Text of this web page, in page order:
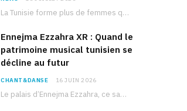
La Tunisie forme plus de femmes que d’hommes dans les filières scientifiques. Pourtant, pour beaucoup…
Ennejma Ezzahra XR : Quand le
patrimoine musical tunisien se
décline au futur
CHANT&DANSE 16 JUIN 2026
Le palais d’Ennejma Ezzahra, ce sanctuaire de la musique tunisienne et méditerranéenne construit par le…